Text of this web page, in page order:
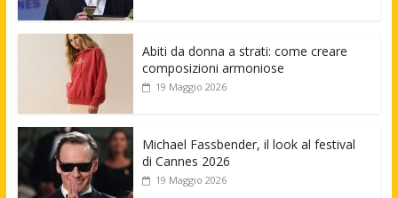
Abiti da donna a strati: come creare
composizioni armoniose
19 Maggio 2026
Michael Fassbender, il look al festival
di Cannes 2026
19 Maggio 2026